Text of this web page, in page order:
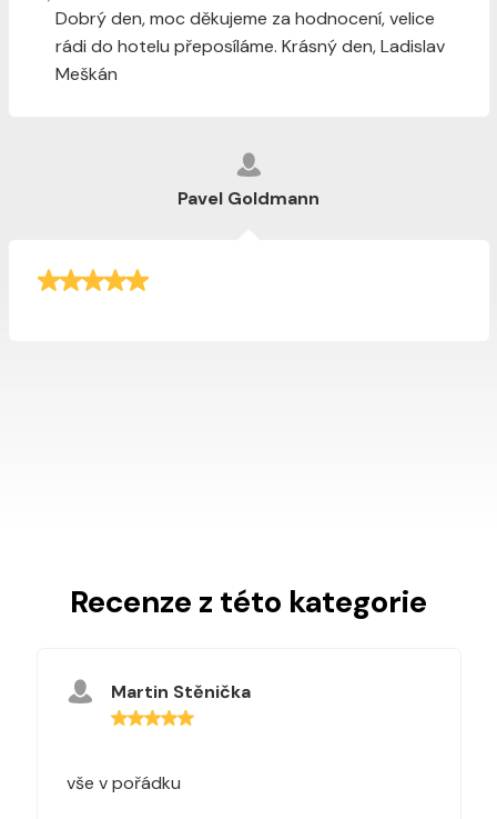
Dobrý den, moc děkujeme za hodnocení, velice
rádi do hotelu přeposíláme. Krásný den, Ladislav
Meškán
Pavel Goldmann
Recenze z této kategorie
Martin Stěnička
vše v pořádku